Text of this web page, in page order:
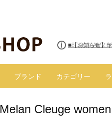
■8/13(木
ブランド カテゴリー
Melan Cleuge